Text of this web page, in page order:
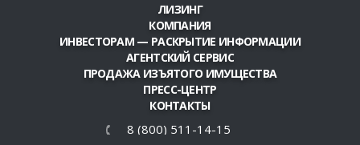
ЛИЗИНГ
КОМПАНИЯ
ИНВЕСТОРАМ — РАСКРЫТИЕ ИНФОРМАЦИИ
АГЕНТСКИЙ СЕРВИС
ПРОДАЖА ИЗЪЯТОГО ИМУЩЕСТВА
ПРЕСС-ЦЕНТР
КОНТАКТЫ
8 (800) 511-14-15